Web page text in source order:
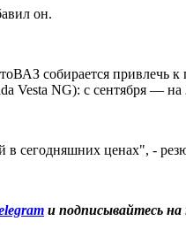
он.
собирается привлечь
Vesta NG): с сентября —
в сегодняшних ценах", -
и подписывайтесь